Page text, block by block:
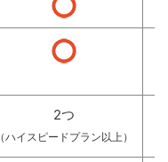
2つ
（ハイスピードプラン以上）